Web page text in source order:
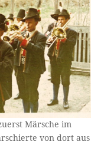
Märsche im
von dort aus